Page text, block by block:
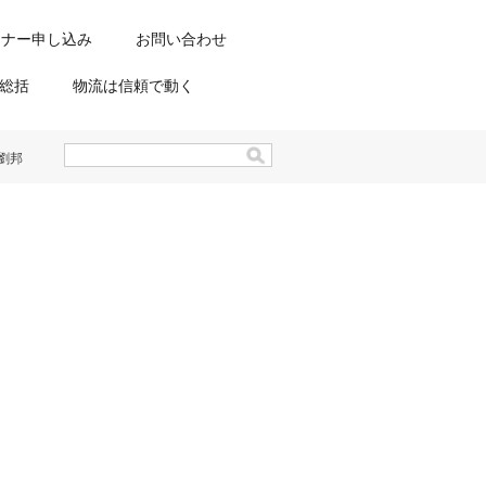
ー申し込み お問い合わせ
括 物流は信頼で動く
邦